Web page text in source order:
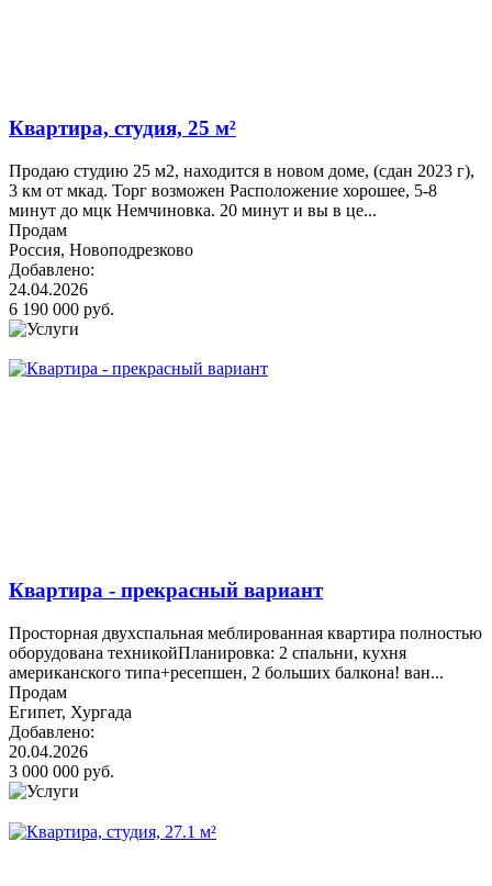
Квартира, студия, 25 м²
Продаю студию 25 м2, находится в новом доме, (сдан 2023 г),
3 км от мкад. Торг возможен Расположение хорошее, 5-8
минут до мцк Немчиновка. 20 минут и вы в це...
Продам
Россия, Новоподрезково
Добавлено:
24.04.2026
6 190 000 руб.
Квартира - прекрасный вариант
Просторная двухспальная меблированная квартира полностью
оборудована техникойПланировка: 2 спальни, кухня
американского типа+ресепшен, 2 больших балкона! ван...
Продам
Египет, Хургада
Добавлено:
20.04.2026
3 000 000 руб.